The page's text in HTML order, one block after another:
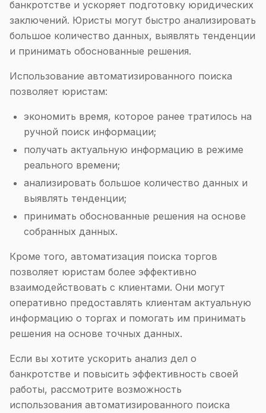
банкротстве и ускоряет подготовку юридических
заключений. Юристы могут быстро анализировать
большое количество данных, выявлять тенденции
и принимать обоснованные решения.
Использование автоматизированного поиска
позволяет юристам:
экономить время, которое ранее тратилось на
ручной поиск информации;
получать актуальную информацию в режиме
реального времени;
анализировать большое количество данных и
выявлять тенденции;
принимать обоснованные решения на основе
собранных данных.
Кроме того, автоматизация поиска торгов
позволяет юристам более эффективно
взаимодействовать с клиентами. Они могут
оперативно предоставлять клиентам актуальную
информацию о торгах и помогать им принимать
решения на основе точных данных.
Если вы хотите ускорить анализ дел о
банкротстве и повысить эффективность своей
работы, рассмотрите возможность
использования автоматизированного поиска